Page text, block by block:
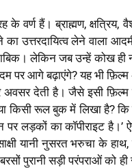
के वर्ण हैं। ब्राह्मण, क्षत्रिय,
उत्तरदायित्व लेने वाला
लेकिन जब उन्हें कोख ही
पर आगे बढ़ाएंगे? यह भी फ़िल्म
अवसर देती है। जैसे इसी
किसी रूल बुक में लिखा है?
लड़कों का कॉपीराइट है।’
यानी नुसरत भरुचा के हाथ,
पुरानी सड़ी परंपराओं को ही